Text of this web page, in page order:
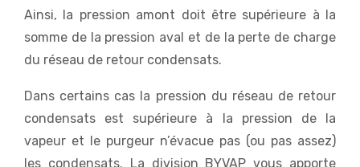
Ainsi, la pression amont doit être supérieure à la
somme de la pression aval et de la perte de charge
du réseau de retour condensats.
Dans certains cas la pression du réseau de retour
condensats est supérieure à la pression de la
vapeur et le purgeur n’évacue pas (ou pas assez)
les condensats. La division BYVAP vous apporte